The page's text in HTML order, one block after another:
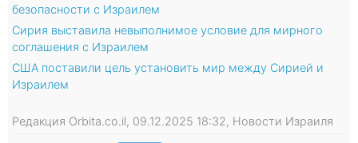
безопасности с Израилем
Сирия выставила невыполнимое условие для мирного
соглашения с Израилем
США поставили цель установить мир между Сирией и
Израилем
Редакция Orbita.co.il, 09.12.2025 18:32, Новости Израиля